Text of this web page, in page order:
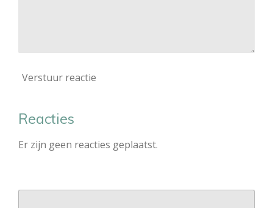
Verstuur reactie
Reacties
Er zijn geen reacties geplaatst.